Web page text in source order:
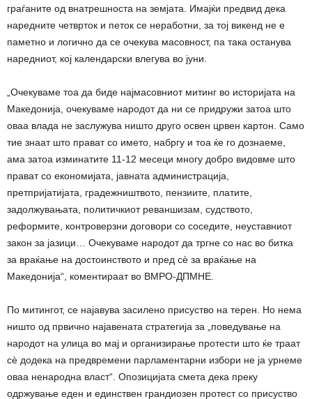
граѓаните од внатрешноста на земјата. Имајќи предвид дека
наредните четврток и петок се неработни, за тој викенд не е
паметно и логично да се очекува масовност, па така останува
наредниот, кој календарски влегува во јуни.
„Очекуваме тоа да биде најмасовниот митинг во историјата на
Македонија, очекуваме народот да ни се придружи затоа што
оваа влада не заслужува ништо друго освен црвен картон. Само
тие знаат што прават со името, набргу и тоа ќе го дознаеме,
ама затоа изминатите 11-12 месеци многу добро видовме што
прават со економијата, јавната администрација,
претпријатијата, градежништвото, пензиите, платите,
задолжувањата, политичкиот реваншизам, судството,
реформите, контроверзни договори со соседите, неуставниот
закон за јазици… Очекуваме народот да тргне со нас во битка
за враќање на достоинството и пред сѐ за враќање на
Македонија“, коментираат во ВМРО-ДПМНЕ.
По митингот, се најавува засилено присуство на терен. Но нема
ништо од првично најавената стратегија за „поведување на
народот на улица во мај и организирање протести што ќе траат
сѐ додека на предвремени парламентарни избори не ја урнеме
оваа ненародна власт“. Опозицијата смета дека преку
одржување еден и единствен грандиозен протест со присуство